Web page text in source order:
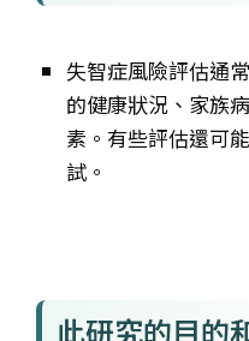
失智症風險評估通
的健康狀況、家族
素。有些評估還可
試。
此研究的目的